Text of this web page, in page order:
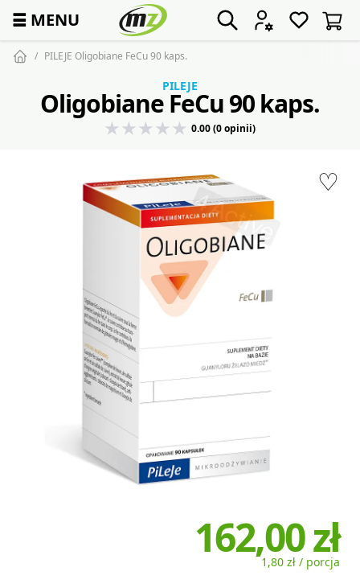
☰ MENU
PILEJE Oligobiane FeCu 90 kaps.
♡
PILEJE
Oligobiane FeCu 90 kaps.
0.00 (0 opinii)
162,00 zł
1,80 zł / porcja